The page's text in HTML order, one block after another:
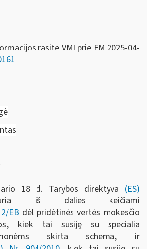
rasite VMI prie FM 2025-04-
18 d. Tarybos direktyva (ES)
iš dalies keičiami
EB dėl pridėtinės vertės mokesčio
kiek tai susiję su specialia
skirta schema, ir